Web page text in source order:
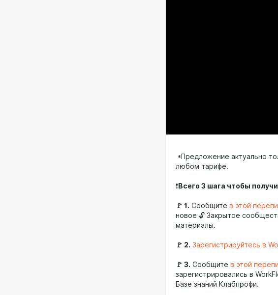
*Предложение актуально
любом тарифе.
❗️ Всего 3 шага чтобы
🚩 1. Сообщите в этой
новое 🔓 Закрытое
материалы.
🚩 2. Зарегистрируйтесь в
🚩 3. Сообщите в этой
зарегистрировались в
Базе знаний Клабпрофи.